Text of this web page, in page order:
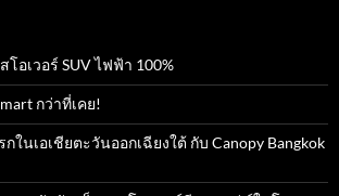
โอเวอร์ SUV ไฟฟ้า 100%
กว่าที่เคย!
ในเอเชียตะวันออกเฉียงใต้ กับ Canopy Bangkok